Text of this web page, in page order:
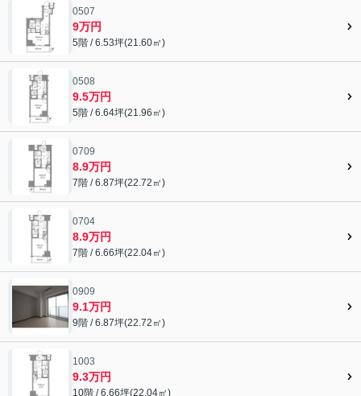
0507
9万円
5階 / 6.53坪(21.60㎡)
0508
9.5万円
5階 / 6.64坪(21.96㎡)
0709
8.9万円
7階 / 6.87坪(22.72㎡)
0704
8.9万円
7階 / 6.66坪(22.04㎡)
0909
9.1万円
9階 / 6.87坪(22.72㎡)
1003
9.3万円
10階 / 6.66坪(22.04㎡)